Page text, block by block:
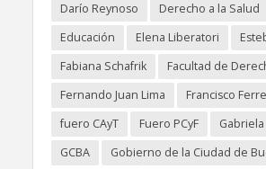
Darío Reynoso
Derecho a la Salud
Educación
Elena Liberatori
Fabiana Schafrik
Facultad de
Fernando Juan Lima
Francisco
fuero CAyT
Fuero PCyF
GCBA
Gobierno de la Ciudad de